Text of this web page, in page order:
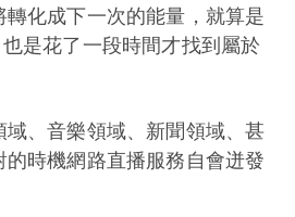
化成下一次的能量，就算是
是花了一段時間才找到屬於
、音樂領域、新聞領域、甚
時機網路直播服務自會迸發